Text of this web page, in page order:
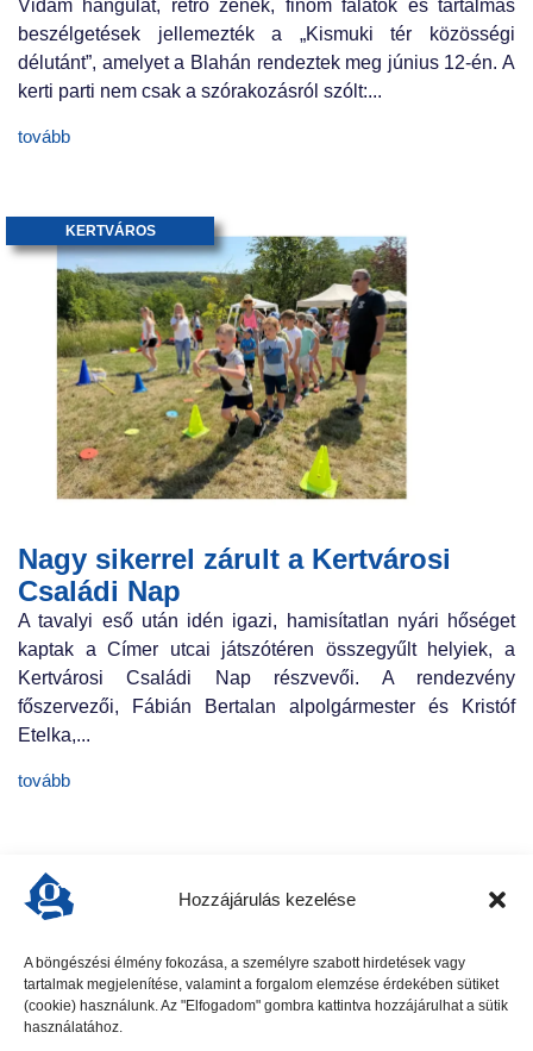
Hozzájárulás kezelése
A böngészési élmény fokozása, a személyre szabott hirdetések vagy
tartalmak megjelenítése, valamint a forgalom elemzése érdekében sütiket
(cookie) használunk. Az "Elfogadom" gombra kattintva hozzájárulhat a sütik
használatához.
Vidám hangulat, retró zenék, finom falatok és tartalmas
beszélgetések jellemezték a „Kismuki tér közösségi
délutánt”, amelyet a Blahán rendeztek meg június 12-én. A
kerti parti nem csak a szórakozásról szólt:...
tovább
Nagy sikerrel zárult a Kertvárosi
Családi Nap
KERTVÁROS
A tavalyi eső után idén igazi, hamisítatlan nyári hőséget
kaptak a Címer utcai játszótéren összegyűlt helyiek, a
Kertvárosi Családi Nap részvevői. A rendezvény
főszervezői, Fábián Bertalan alpolgármester és Kristóf
Etelka,...
tovább
előző cikk következő cikk